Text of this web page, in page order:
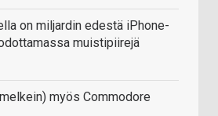
on miljardin edestä iPhone-
muistipiirejä
myös Commodore